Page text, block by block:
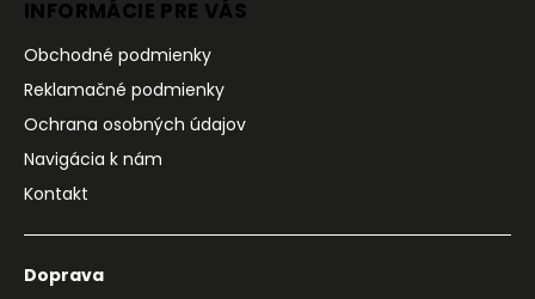
INFORMÁCIE PRE VÁS
Obchodné podmienky
Reklamačné podmienky
Ochrana osobných údajov
Navigácia k nám
Kontakt
Doprava